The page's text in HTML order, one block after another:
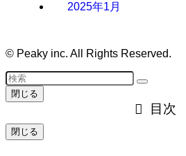
2025年1月
© Peaky inc. All Rights Reserved.
閉じる
目次
閉じる